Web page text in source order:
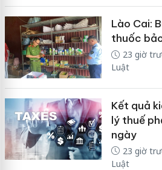
Lào Cai:
thuốc
23 giờ
Luật
Kết quả
lý thuế
ngày
23 giờ
Luật